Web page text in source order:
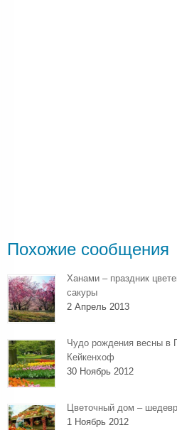
Похожие сообщения
Ханами – праздник
сакуры
2 Апрель 2013
Чудо рождения весны в
Кейкенхоф
30 Ноябрь 2012
Цветочный дом –
1 Ноябрь 2012